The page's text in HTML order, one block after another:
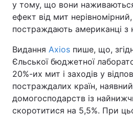
у тому, що вони
ефект від мит
постраждають американці
Видання Axios пише, що,
Єльської бюджетної
20%-их мит і заходів у
постраждалих країн,
домогосподарств із
скоротитися на 5,5%. При